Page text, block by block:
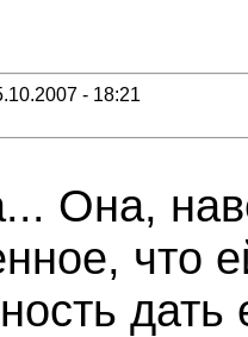
- 18:21
Она,
что